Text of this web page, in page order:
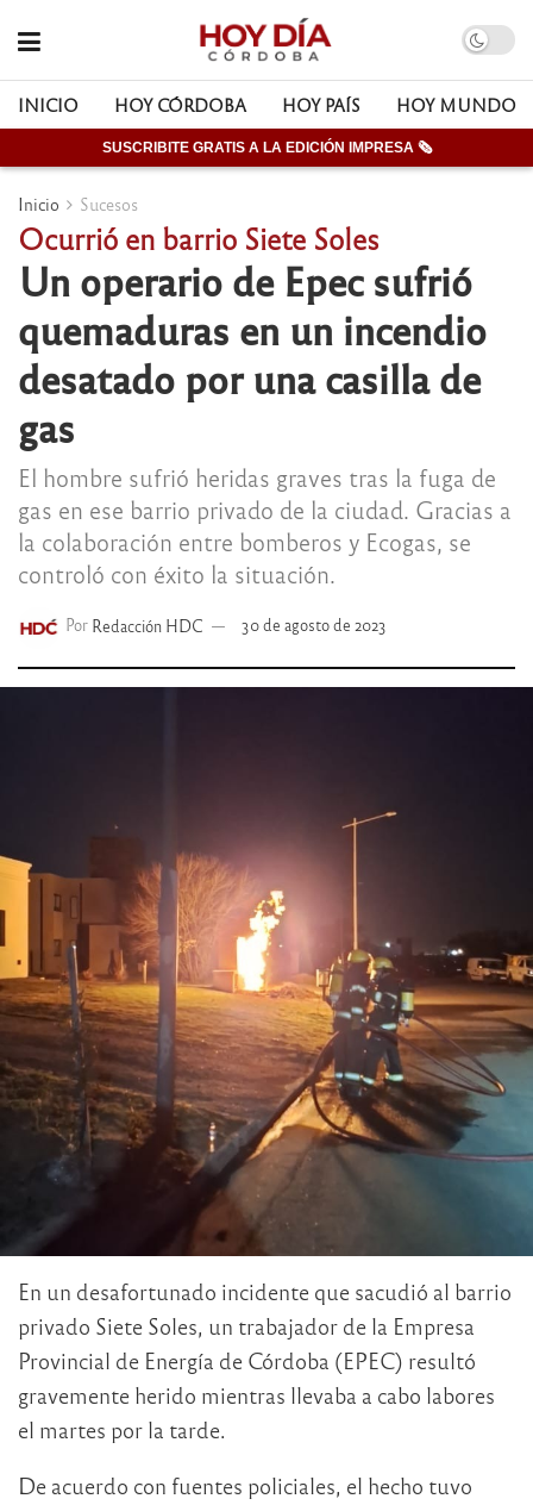
INICIO HOY CÓRDOBA HOY PAÍS HOY MUNDO
SUSCRIBITE GRATIS A LA EDICIÓN IMPRESA 🗞
Inicio Sucesos
Ocurrió en barrio Siete Soles
Un operario de Epec sufrió
quemaduras en un incendio
desatado por una casilla de
gas
El hombre sufrió heridas graves tras la fuga de
gas en ese barrio privado de la ciudad. Gracias a
la colaboración entre bomberos y Ecogas, se
controló con éxito la situación.
Por Redacción HDC 30 de agosto de 2023
En un desafortunado incidente que sacudió al barrio
privado Siete Soles, un trabajador de la Empresa
Provincial de Energía de Córdoba (EPEC) resultó
gravemente herido mientras llevaba a cabo labores
el martes por la tarde.
De acuerdo con fuentes policiales, el hecho tuvo